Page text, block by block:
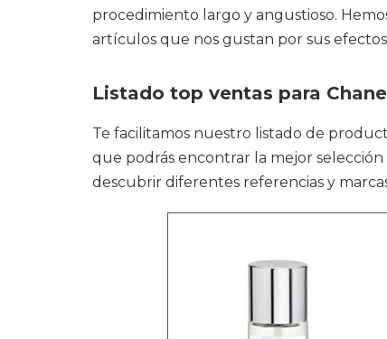
procedimiento largo y angustioso.
artículos que nos gustan por sus
Listado top ventas para
Te facilitamos nuestro listado de
que podrás encontrar la mejor
descubrir diferentes referencias y